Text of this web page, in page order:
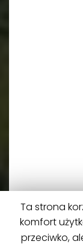
Ta strona
komfort
przeciwko,